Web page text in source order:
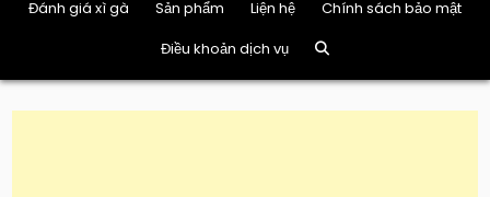
Đánh giá xì gà
Sản phẩm Liện hệ
Chính sách bảo mật
Điều khoản dịch vụ